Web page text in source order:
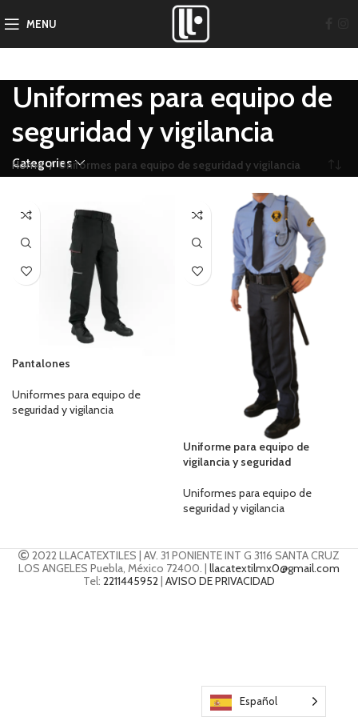
MENU
Uniformes para equipo de
seguridad y vigilancia
Categories
Home Uniformes para equipo de seguridad y vigilancia
Pantalones
Uniformes para equipo de
seguridad y vigilancia
Uniforme para equipo de
vigilancia y seguridad
Uniformes para equipo de
seguridad y vigilancia
2022 LLACATEXTILES | AV. 31 PONIENTE INT G 3116 SANTA CRUZ
LOS ANGELES Puebla, México 72400. | llacatextilmx0@gmail.com
Tel: 2211445952 AVISO DE PRIVACIDAD
Español